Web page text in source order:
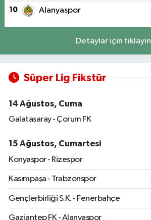
10 Alanyaspor
Detaylar için tıklayın
Süper Lig Fikstür
14 Ağustos, Cuma
Galatasaray - Çorum FK
15 Ağustos, Cumartesi
Konyaspor - Rizespor
Kasımpaşa - Trabzonspor
Gençlerbirliği S.K. - Fenerbahçe
Gaziantep FK - Alanyaspor